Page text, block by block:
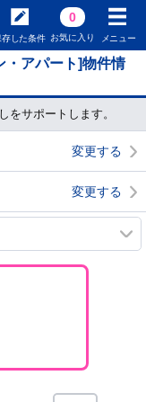
存した条件
0
お気に入り メニュー
・アパート]物件情
をサポートします。
変更する
変更する